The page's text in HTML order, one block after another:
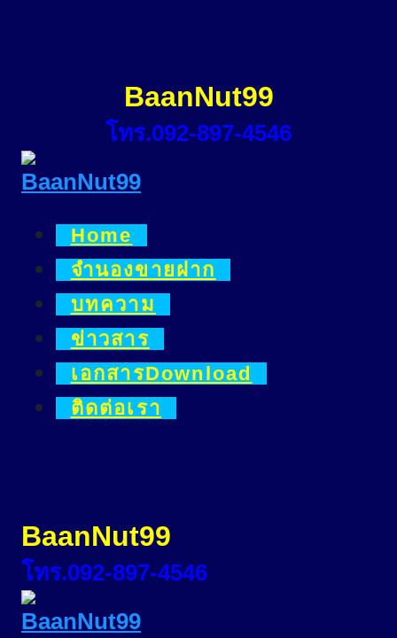
BaanNut99
โทร.092-897-4546
Home
จำนองขายฝาก
บทความ
ข่าวสาร
เอกสารDownload
ติดต่อเรา
BaanNut99
โทร.092-897-4546